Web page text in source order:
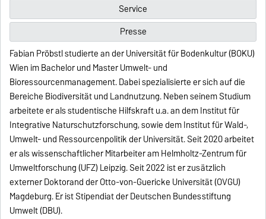
Service
Presse
Fabian Pröbstl studierte an der Universität für Bodenkultur (BOKU)
Wien im Bachelor und Master Umwelt- und
Bioressourcenmanagement. Dabei spezialisierte er sich auf die
Bereiche Biodiversität und Landnutzung. Neben seinem Studium
arbeitete er als studentische Hilfskraft u.a. an dem Institut für
Integrative Naturschutzforschung, sowie dem Institut für Wald-,
Umwelt- und Ressourcenpolitik der Universität. Seit 2020 arbeitet
er als wissenschaftlicher Mitarbeiter am Helmholtz-Zentrum für
Umweltforschung (UFZ) Leipzig. Seit 2022 ist er zusätzlich
externer Doktorand der Otto-von-Guericke Universität (OVGU)
Magdeburg. Er ist Stipendiat der Deutschen Bundesstiftung
Umwelt (DBU).